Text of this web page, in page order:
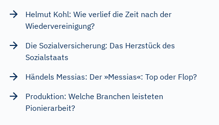
Helmut Kohl: Wie verlief die Zeit nach der
Wiedervereinigung?
Die Sozialversicherung: Das Herzstück des
Sozialstaats
Händels Messias: Der »Messias«: Top oder Flop?
Produktion: Welche Branchen leisteten
Pionierarbeit?